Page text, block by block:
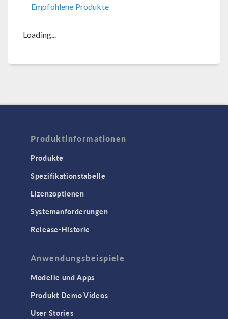
Empfohlene Produkte
Loading...
Produktinformationen
Produkte
Spezifikationstabelle
Lizenzoptionen
Systemanforderungen
Release-Historie
Anwendungsbeispiele
Modelle und Apps
Produkt Demo Videos
User Stories